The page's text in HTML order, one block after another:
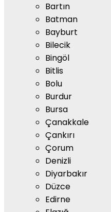
Bartın
Batman
Bayburt
Bilecik
Bingöl
Bitlis
Bolu
Burdur
Bursa
Çanakkale
Çankırı
Çorum
Denizli
Diyarbakır
Düzce
Edirne